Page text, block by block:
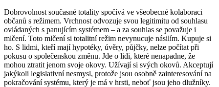
Dobrovolnost současné totality spočívá ve všeobecné kolaboraci
občanů s režimem. Vrchnost odvozuje svou legitimitu od souhlasu
ovládaných s panujícím systémem – a za souhlas se považuje i
mlčení. Toto mlčení si totalitní režim nevynucuje násilím. Kupuje si
ho. S lidmi, kteří mají hypotéky, úvěry, půjčky, nelze počítat při
pokusu o společenskou změnu. Jde o lidi, které nenapadne, že
mohou ztratit jenom svoje okovy. Užívají si svých okovů. Akceptují
jakýkoli legislativní nesmysl, protože jsou osobně zainteresování na
pokračování systému, který je má v hrsti, neboť jsou jeho dlužníky.